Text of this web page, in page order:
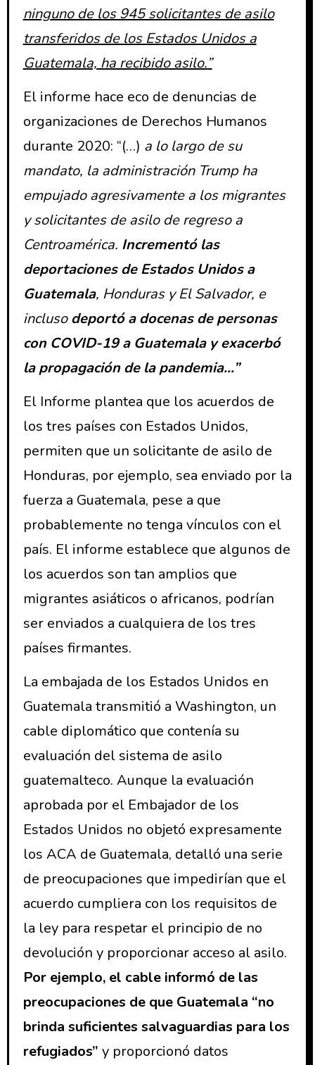
ninguno de los 945 solicitantes de asilo
transferidos de los Estados Unidos a
Guatemala, ha recibido asilo.”
El informe hace eco de denuncias de
organizaciones de Derechos Humanos
durante 2020: “(…) a lo largo de su
mandato, la administración Trump ha
empujado agresivamente a los migrantes
y solicitantes de asilo de regreso a
Centroamérica. Incrementó las
deportaciones de Estados Unidos a
Guatemala, Honduras y El Salvador, e
inclusodeportó a docenas de personas
con COVID-19 a Guatemala y exacerbó
la propagación de la pandemia…”
El Informe plantea que los acuerdos de
los tres países con Estados Unidos,
permiten que un solicitante de asilo de
Honduras, por ejemplo, sea enviado por la
fuerza a Guatemala, pese a que
probablemente no tenga vínculos con el
país. El informe establece que algunos de
los acuerdos son tan amplios que
migrantes asiáticos o africanos, podrían
ser enviados a cualquiera de los tres
países firmantes.
La embajada de los Estados Unidos en
Guatemala transmitió a Washington, un
cable diplomático que contenía su
evaluación del sistema de asilo
guatemalteco. Aunque la evaluación
aprobada por el Embajador de los
Estados Unidos no objetó expresamente
los ACA de Guatemala, detalló una serie
de preocupaciones que impedirían que el
acuerdo cumpliera con los requisitos de
la ley para respetar el principio de no
devolución y proporcionar acceso al asilo.
Por ejemplo, el cable informó de las
preocupaciones de que Guatemala “no
brinda suficientes salvaguardias para los
refugiados” y proporcionó datos